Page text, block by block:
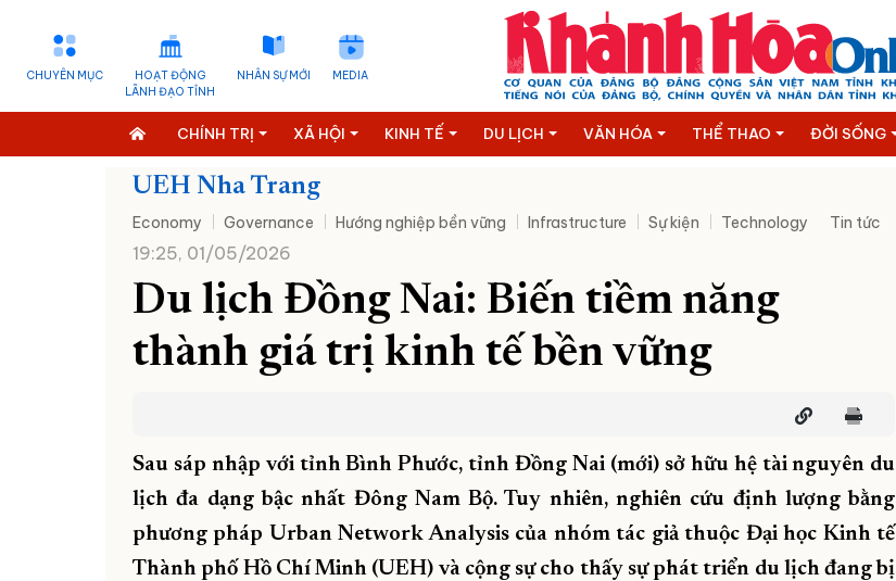
CHUYÊN MỤC
HOẠT ĐỘNG
LÃNH ĐẠO TỈNH
NHÂN SỰ MỚI MEDIA
CHÍNH TRỊ XÃ HỘI KINH TẾ DU LỊCH VĂN HÓA THỂ THAO ĐỜI SỐNG
UEH Nha Trang
Economy Governance Hướng nghiệp bền vững Infrastructure Sự kiện Technology Tin tức
19:25, 01/05/2026
Du lịch Đồng Nai: Biến tiềm năng
thành giá trị kinh tế bền vững
Sau sáp nhập với tỉnh Bình Phước, tỉnh Đồng Nai (mới) sở hữu hệ tài nguyên du
lịch đa dạng bậc nhất Đông Nam Bộ. Tuy nhiên, nghiên cứu định lượng bằng
phương pháp Urban Network Analysis của nhóm tác giả thuộc Đại học Kinh tế
Thành phố Hồ Chí Minh (UEH) và cộng sự cho thấy sự phát triển du lịch đang bị